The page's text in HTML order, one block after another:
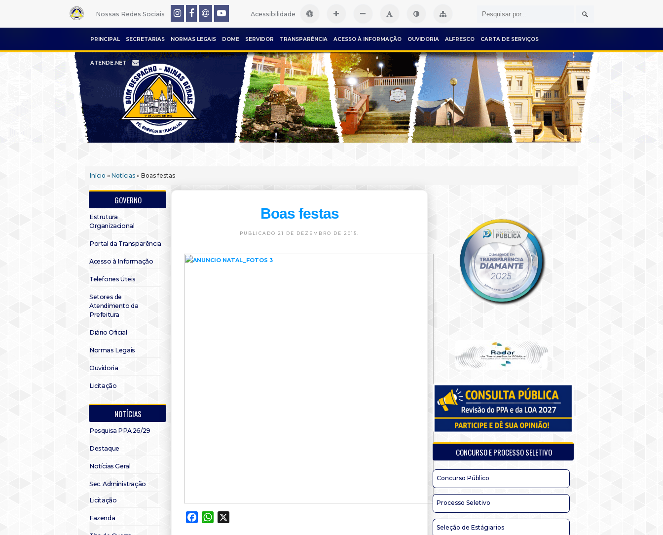
Nossas Redes Sociais Acessibilidade
PRINCIPAL SECRETARIAS NORMAS LEGAIS DOME SERVIDOR TRANSPARÊNCIA ACESSO À INFORMAÇÃO OUVIDORIA ALFRESCO CARTA DE SERVIÇOS
ATENDE.NET
Início » Notícias » Boas festas
GOVERNO
Estrutura
Organizacional
Portal da Transparência
Acesso à Informação
Telefones Úteis
Setores de
Atendimento da
Prefeitura
Diário Oficial
Normas Legais
Ouvidoria
Licitação
NOTÍCIAS
Pesquisa PPA 26/29
Destaque
Notícias Geral
Sec. Administração
Licitação
Fazenda
Boas festas
PUBLICADO 21 DE DEZEMBRO DE 2015.
FacebookWhatsApp
CONCURSO E PROCESSO SELETIVO
Concurso Público
Processo Seletivo
Seleção de Estágiarios